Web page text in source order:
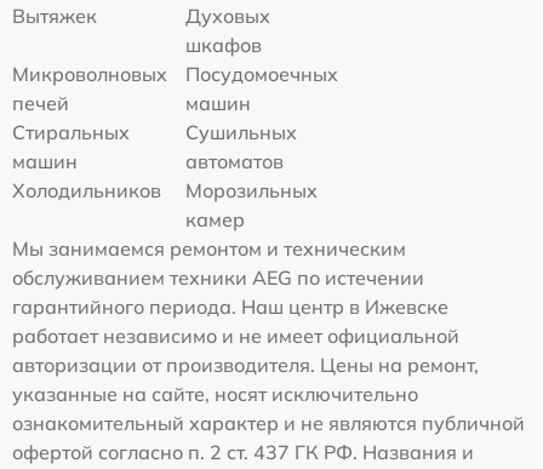
Вытяжек
Духовых
шкафов
Микроволновых
печей
Посудомоечных
машин
Стиральных
машин
Сушильных
автоматов
Холодильников
Морозильных
камер
Мы занимаемся ремонтом и техническим
обслуживанием техники AEG по истечении
гарантийного периода. Наш центр в Ижевске
работает независимо и не имеет официальной
авторизации от производителя. Цены на ремонт,
указанные на сайте, носят исключительно
ознакомительный характер и не являются публичной
офертой согласно п. 2 ст. 437 ГК РФ. Названия и